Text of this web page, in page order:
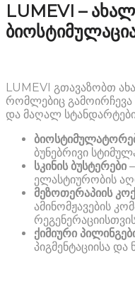
LUMEVI –
LUMEVI გთავაზობთ
რომლებიც
და მაღალ
ბუნებრივი
სკინის ბუსტერები
ელასტიურობის
მეზოთერაპიის
ამინომჟავების
ქიმიური
პიგმენტაციისა და